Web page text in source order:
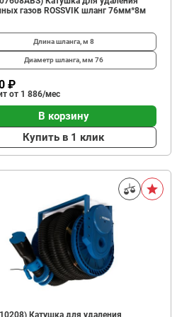
газов ROSSVIK шланг 76мм*8м
Длина шланга, м 8
Диаметр шланга, мм 76
₽
от 1 886/мес
В корзину
Купить в 1 клик
Катушка для удаления